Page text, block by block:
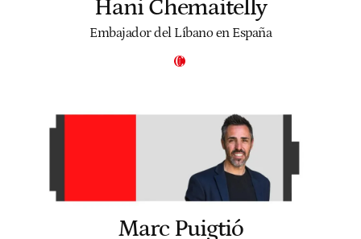
Hani Chemaitelly
Embajador del Líbano en España
Marc Puigtió